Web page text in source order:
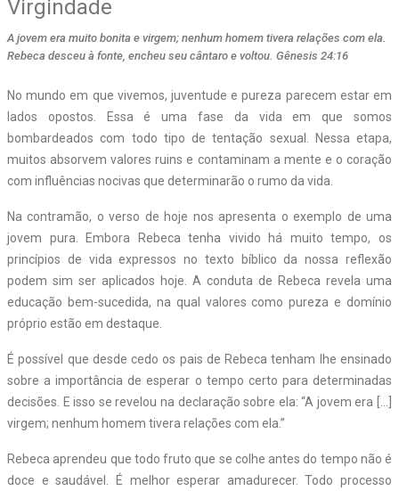
Virgindade
A jovem era muito bonita e virgem; nenhum homem tivera relações com ela.
Rebeca desceu à fonte, encheu seu cântaro e voltou. Gênesis 24:16
No mundo em que vivemos, juventude e pureza parecem estar em
lados opostos. Essa é uma fase da vida em que somos
bombardeados com todo tipo de tentação sexual. Nessa etapa,
muitos absorvem valores ruins e contaminam a mente e o coração
com influências nocivas que determinarão o rumo da vida.
Na contramão, o verso de hoje nos apresenta o exemplo de uma
jovem pura. Embora Rebeca tenha vivido há muito tempo, os
princípios de vida expressos no texto bíblico da nossa reflexão
podem sim ser aplicados hoje. A conduta de Rebeca revela uma
educação bem-sucedida, na qual valores como pureza e domínio
próprio estão em destaque.
É possível que desde cedo os pais de Rebeca tenham lhe ensinado
sobre a importância de esperar o tempo certo para determinadas
decisões. E isso se revelou na declaração sobre ela: “A jovem era […]
virgem; nenhum homem tivera relações com ela.”
Rebeca aprendeu que todo fruto que se colhe antes do tempo não é
doce e saudável. É melhor esperar amadurecer. Todo processo